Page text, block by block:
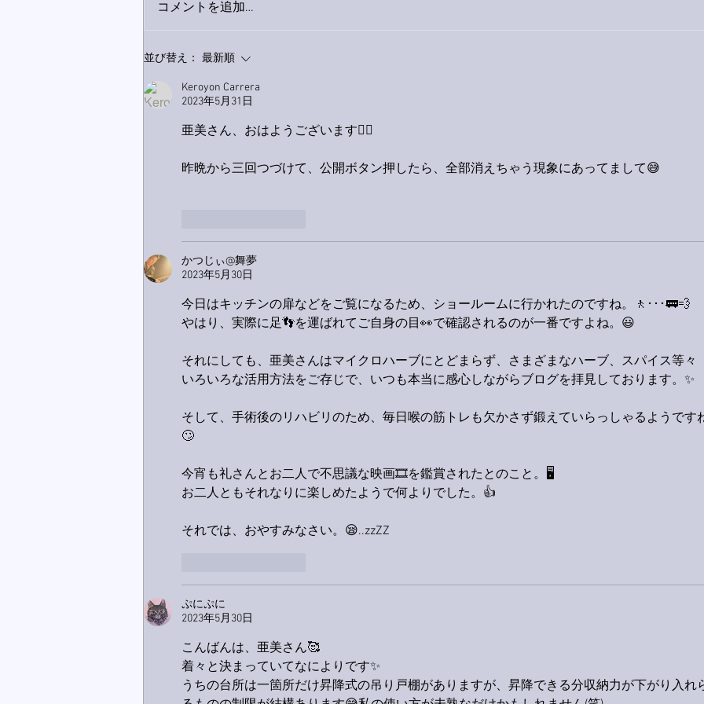
9月23日「amiism」リリー
コメントを追加…
並び替え： 最新順
Keroyon Carrera
2023年5月31日
亜美さん、おはようございます🙋‍♂️
昨晩から三回つづけて、公開ボタン押したら、全部消えちゃう現象にあってまして😅
かつじぃ@舞夢
2023年5月30日
今日はキッチンの扉などをご覧になるため、ショールームに行かれたのですね。🚶･･･🚃💨
やはり、実際に足👣を運ばれてご自身の目👀で確認されるのが一番ですよね。😃
それにしても、亜美さんはマイクロハーブにとどまらず、さまざまなハーブ、スパイス等々
いろいろな活用方法をご存じで、いつも本当に感心しながらブログを拝見しております。✨
そして、手術後のリハビリのため、毎日喉の筋トレも欠かさず鍛えていらっしゃるようです
🙄
今宵も礼さんとお二人で不思議な映画🎞を鑑賞されたとのこと。🖥
お二人ともそれなりに楽しめたようで何よりでした。👍
それでは、おやすみなさい。😪..zzZZ
ぷにぷに
2023年5月30日
こんばんは、亜美さん🥰
着々と決まっていてなによりです✨
うちの台所は一箇所だけ昇降式の吊り戸棚がありますが、昇降できる分収納力が下がり入れ